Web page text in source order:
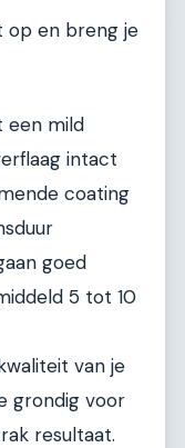
op en breng je
een mild
intact
coating
goed
5 tot 10
van je
grondig voor
resultaat.